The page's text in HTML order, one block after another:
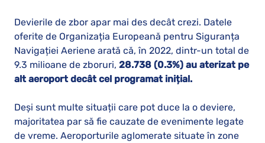
Devierile de zbor apar mai des decât crezi. Datele
oferite de Organizația Europeană pentru Siguranța
Navigației Aeriene arată că, în 2022, dintr-un total de
9.3 milioane de zboruri, 28.738 (0.3%) au aterizat pe
alt aeroport decât cel programat inițial.
Deși sunt multe situații care pot duce la o deviere,
majoritatea par să fie cauzate de evenimente legate
de vreme. Aeroporturile aglomerate situate în zone